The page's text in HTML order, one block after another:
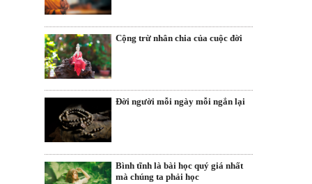
Cộng trừ nhân chia của cuộc đời
Đời người mỗi ngày mỗi ngắn lại
Bình tĩnh là bài học quý giá nhất
mà chúng ta phải học